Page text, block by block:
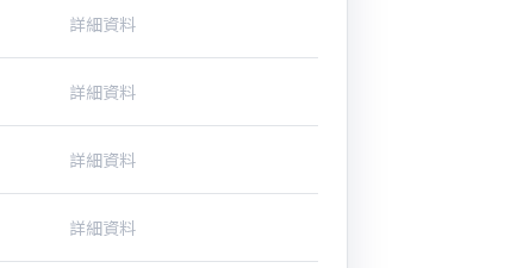
詳細資料
詳細資料
詳細資料
詳細資料